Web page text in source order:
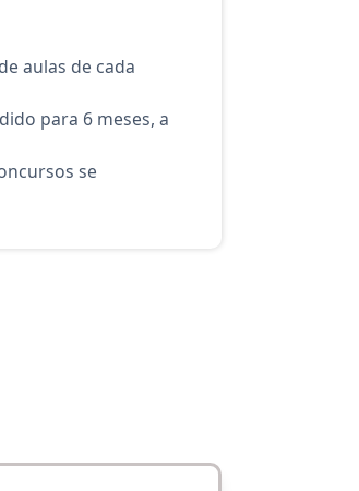
aulas de cada
para 6 meses, a
se